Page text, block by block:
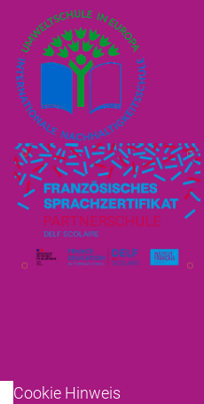
Cookie Hinweis